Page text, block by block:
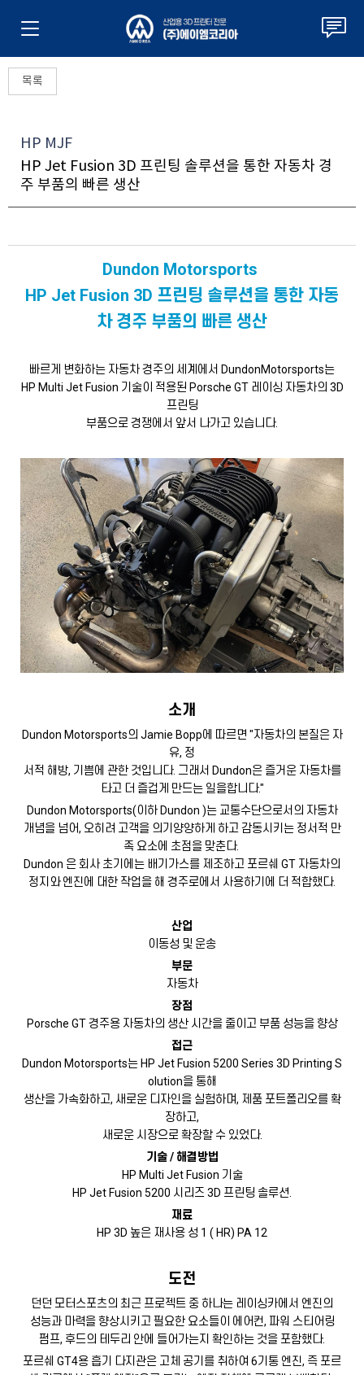
목록
HP MJF
HP Jet Fusion 3D 프린팅 솔루션을 통한 자동차 경
주 부품의 빠른 생산
Dundon Motorsports
HP Jet Fusion 3D 프린팅 솔루션을 통한 자동
차 경주 부품의 빠른 생산
빠르게 변화하는 자동차 경주의 세계에서 DundonMotorsports는
HP Multi Jet Fusion 기술이 적용된 Porsche GT 레이싱 자동차의 3D
프린팅
부품으로 경쟁에서 앞서 나가고 있습니다.
소개
Dundon Motorsports의 Jamie Bopp에 따르면 "자동차의 본질은 자
유, 정
서적 해방, 기쁨에 관한 것입니다. 그래서 Dundon은 즐거운 자동차를
타고 더 즐겁게 만드는 일을합니다."
Dundon Motorsports(이하 Dundon )는 교통수단으로서의 자동차
개념을 넘어, 오히려 고객을 의기양양하게 하고 감동시키는 정서적 만
족 요소에 초점을 맞춘다.
Dundon 은 회사 초기에는 배기가스를 제조하고 포르쉐 GT 자동차의
정지와 엔진에 대한 작업을 해 경주로에서 사용하기에 더 적합했다.
산업
이동성 및 운송
부문
자동차
장점
Porsche GT 경주용 자동차의 생산 시간을 줄이고 부품 성능을 향상
접근
Dundon Motorsports는 HP Jet Fusion 5200 Series 3D Printing S
olution을 통해
생산을 가속화하고, 새로운 디자인을 실험하며, 제품 포트폴리오를 확
장하고,
새로운 시장으로 확장할 수 있었다.
기술 / 해결방법
HP Multi Jet Fusion 기술
HP Jet Fusion 5200 시리즈 3D 프린팅 솔루션.
재료
HP 3D 높은 재사용 성 1 ( HR) PA 12
도전
던던 모터스포츠의 최근 프로젝트 중 하나는 레이싱카에서 엔진의
성능과 마력을 향상시키고 필요한 요소들이 에어컨, 파워 스티어링
펌프, 후드의 테두리 안에 들어가는지 확인하는 것을 포함했다.
포르쉐 GT4용 흡기 다지관은 고체 공기를 취하여 6기통 엔진, 즉 포르